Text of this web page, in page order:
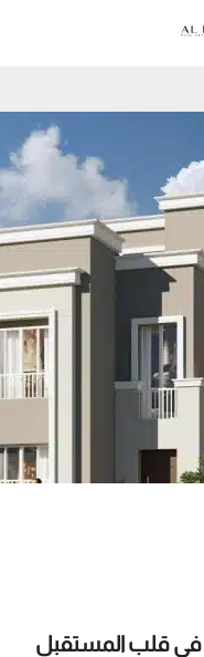
في قلب المستقبل